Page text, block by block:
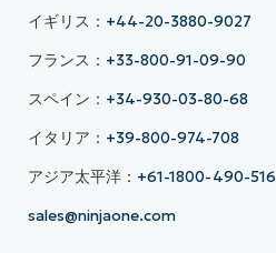
イギリス： +44-20-3880-9027
フランス： +33-800-91-09-90
スペイン： +34-930-03-80-68
イタリア： +39-800-974-708
アジア太平洋： +61-1800-490-516
sales@ninjaone.com